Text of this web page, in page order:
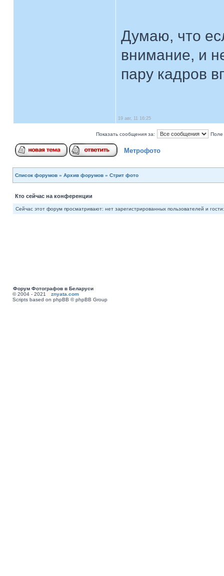
Думаю, что
внимание, и
пару кадров
19 авг, 11 16:25
Показать сообщения за: Поле
Метрофото
Список форумов » Архив форумов » Стрит фото
Кто сейчас на конференции
Сейчас этот форум просматривают: нет зарегистрированных пользователей и
Форум Фотографов в Беларуси
© 2004 - 2021 znyata.com
Scripts based on phpBB © phpBB Group